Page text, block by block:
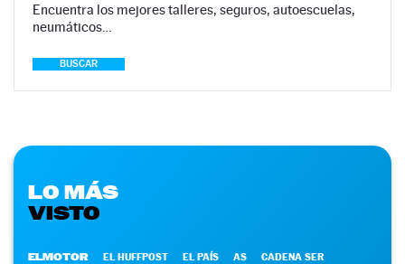
Encuentra los mejores talleres, seguros, autoescuelas,
neumáticos…
BUSCAR
LO MÁS
VISTO
ELMOTOR EL HUFFPOST EL PAÍS AS CADENA SER